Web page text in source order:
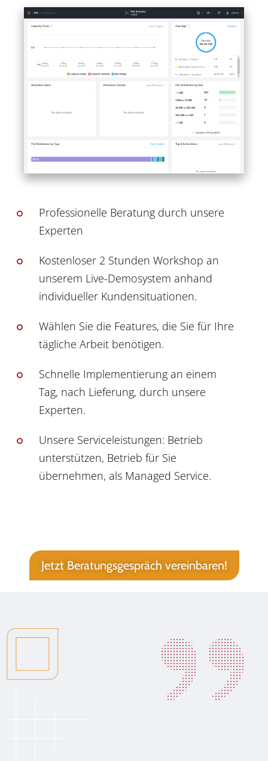
Professionelle Beratung durch unsere
Experten
Kostenloser 2 Stunden Workshop an
unserem Live-Demosystem anhand
individueller Kundensituationen.
Wählen Sie die Features, die Sie für Ihre
tägliche Arbeit benötigen.
Schnelle Implementierung an einem
Tag, nach Lieferung, durch unsere
Experten.
Unsere Serviceleistungen: Betrieb
unterstützen, Betrieb für Sie
übernehmen, als Managed Service.
Jetzt Beratungsgespräch vereinbaren!